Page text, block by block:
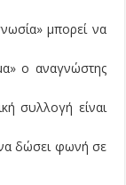
μπορεί να
ο αναγνώστης
συλλογή είναι
να δώσει φωνή σε